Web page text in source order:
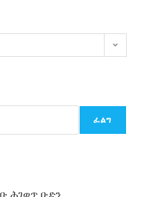
ፈልግ
ሕገወጥ ቡድን